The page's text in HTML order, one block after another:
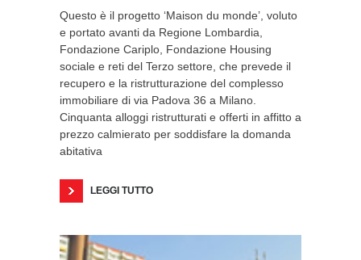
Questo è il progetto ‘Maison du monde’, voluto
e portato avanti da Regione Lombardia,
Fondazione Cariplo, Fondazione Housing
sociale e reti del Terzo settore, che prevede il
recupero e la ristrutturazione del complesso
immobiliare di via Padova 36 a Milano.
Cinquanta alloggi ristrutturati e offerti in affitto a
prezzo calmierato per soddisfare la domanda
abitativa
LEGGI TUTTO